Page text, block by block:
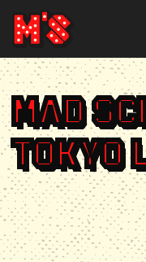
MAD
TOKYO